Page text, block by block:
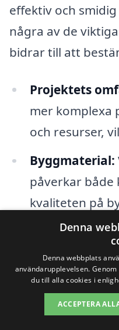
effektiv och
några av de
bidrar till att
Projektets
mer komplexa
och resurser,
Byggmaterial:
påverkar både
kvaliteten på
material kan
Platsens läge:
arbetskraft
beroende på
kan påverka
Denna
Denna webbplats
användarupplevelsen.
du till alla cookies i
ACCEPTERA